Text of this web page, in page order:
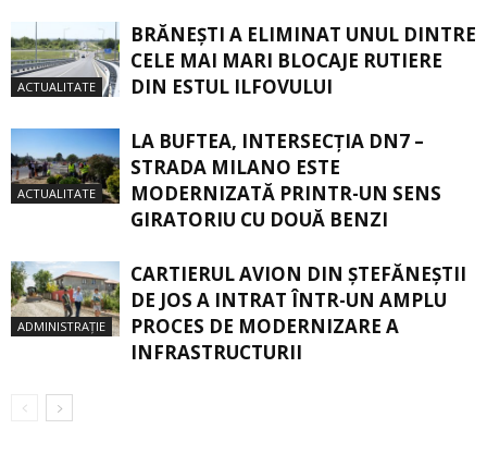
ACTUALITATE
BRĂNEȘTI A ELIMINAT UNUL DINTRE
CELE MAI MARI BLOCAJE RUTIERE
DIN ESTUL ILFOVULUI
ACTUALITATE
LA BUFTEA, INTERSECŢIA DN7 –
STRADA MILANO ESTE
MODERNIZATĂ PRINTR-UN SENS
GIRATORIU CU DOUĂ BENZI
ADMINISTRAȚIE
CARTIERUL AVION DIN ŞTEFĂNEŞTII
DE JOS A INTRAT ÎNTR-UN AMPLU
PROCES DE MODERNIZARE A
INFRASTRUCTURII